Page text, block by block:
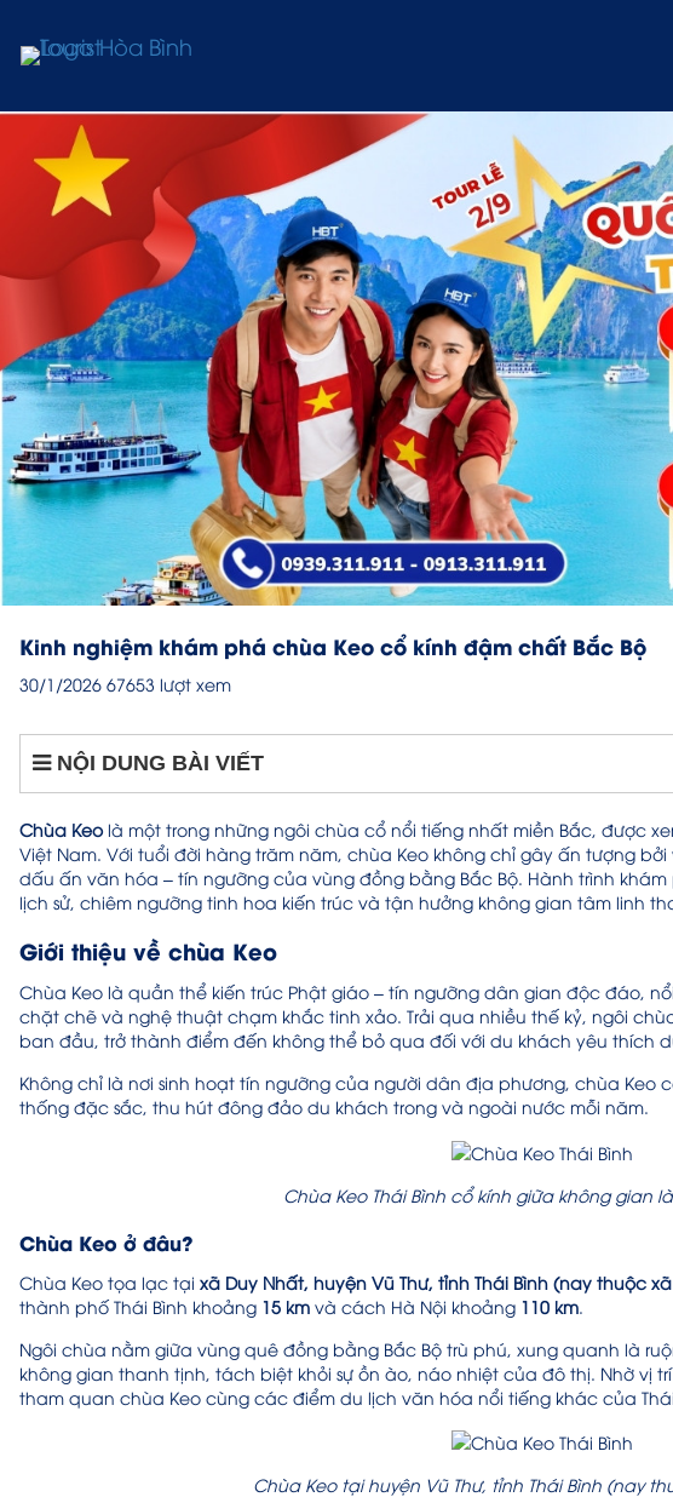
Kinh nghiệm khám phá chùa Keo cổ kính đậm chất Bắc Bộ
30/1/2026 67653 lượt xem
NỘI DUNG BÀI VIẾT
Chùa Keolà một trong những ngôi chùa cổ nổi tiếng nhất miền Bắc, được
Việt Nam. Với tuổi đời hàng trăm năm, chùa Keo không chỉ gây ấn tượng
dấu ấn văn hóa – tín ngưỡng của vùng đồng bằng Bắc Bộ. Hành trình
lịch sử, chiêm ngưỡng tinh hoa kiến trúc và tận hưởng không gian tâm linh
Giới thiệu về chùa Keo
Chùa Keo là quần thể kiến trúc Phật giáo – tín ngưỡng dân gian độc đáo,
chặt chẽ và nghệ thuật chạm khắc tinh xảo. Trải qua nhiều thế kỷ, ngôi
ban đầu, trở thành điểm đến không thể bỏ qua đối với du khách yêu thích
Không chỉ là nơi sinh hoạt tín ngưỡng của người dân địa phương, chùa Keo
thống đặc sắc, thu hút đông đảo du khách trong và ngoài nước mỗi năm.
Chùa Keo Thái Bình cổ kính giữa không gian
Chùa Keo ở đâu?
Chùa Keo tọa lạc tại xã Duy Nhất, huyện Vũ Thư, tỉnh Thái Bình (nay thuộc
thành phố Thái Bình khoảng 15 km và cách Hà Nội khoảng 110 km
Ngôi chùa nằm giữa vùng quê đồng bằng Bắc Bộ trù phú, xung quanh là
không gian thanh tịnh, tách biệt khỏi sự ồn ào, náo nhiệt của đô thị. Nhờ vị
tham quan chùa Keo cùng các điểm du lịch văn hóa nổi tiếng khác của
Chùa Keo tại huyện Vũ Thư, tỉnh Thái Bình (nay